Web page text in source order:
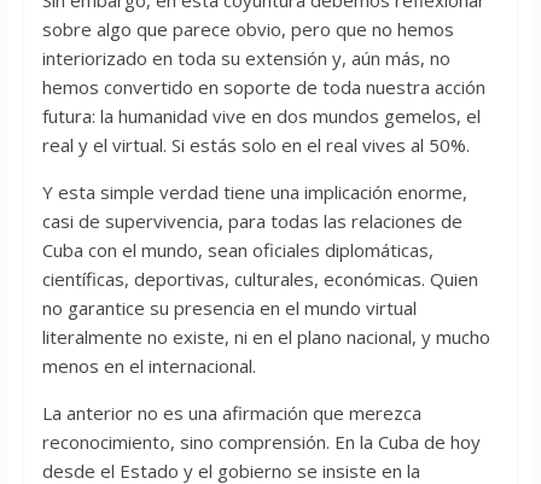
sobre algo que parece obvio, pero que no hemos
interiorizado en toda su extensión y, aún más, no
hemos convertido en soporte de toda nuestra acción
futura: la humanidad vive en dos mundos gemelos, el
real y el virtual. Si estás solo en el real vives al 50%.
Y esta simple verdad tiene una implicación enorme,
casi de supervivencia, para todas las relaciones de
Cuba con el mundo, sean oficiales diplomáticas,
científicas, deportivas, culturales, económicas. Quien
no garantice su presencia en el mundo virtual
literalmente no existe, ni en el plano nacional, y mucho
menos en el internacional.
La anterior no es una afirmación que merezca
reconocimiento, sino comprensión. En la Cuba de hoy
desde el Estado y el gobierno se insiste en la